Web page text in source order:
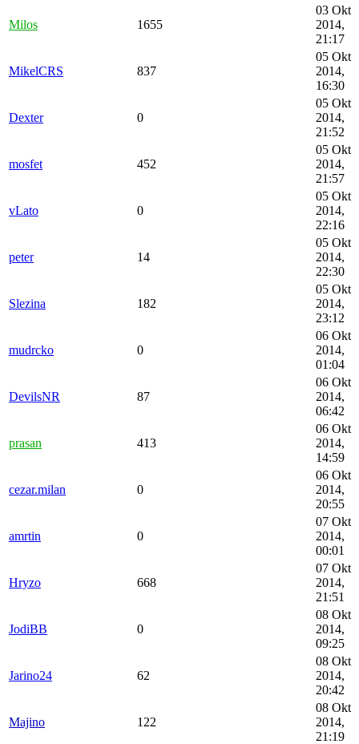
Milos 1655
03 Okt
2014,
21:17
MikelCRS 837
05 Okt
2014,
16:30
Dexter 0
05 Okt
2014,
21:52
mosfet 452
05 Okt
2014,
21:57
vLato 0
05 Okt
2014,
22:16
peter 14
05 Okt
2014,
22:30
Slezina 182
05 Okt
2014,
23:12
mudrcko 0
06 Okt
2014,
01:04
DevilsNR 87
06 Okt
2014,
06:42
prasan 413
06 Okt
2014,
14:59
cezar.milan 0
06 Okt
2014,
20:55
amrtin 0
07 Okt
2014,
00:01
Hryzo 668
07 Okt
2014,
21:51
JodiBB 0
08 Okt
2014,
09:25
Jarino24 62
08 Okt
2014,
20:42
Majino 122
08 Okt
2014,
21:19